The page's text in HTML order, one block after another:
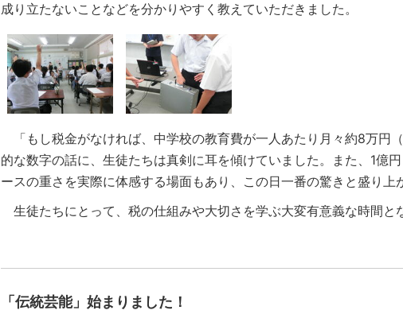
成り立たないことなどを分かりやすく教えていただきました。
「もし税金がなければ、中学校の教育費が一人あたり月々約8万円
的な数字の話に、生徒たちは真剣に耳を傾けていました。また、1億
ースの重さを実際に体感する場面もあり、この日一番の驚きと盛り上
生徒たちにとって、税の仕組みや大切さを学ぶ大変有意義な時間と
「伝統芸能」始まりました！